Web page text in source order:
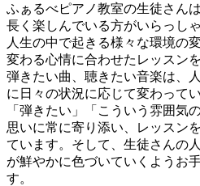
ふぁるべピアノ教室の生徒さん
長く楽しんでいる方がいらっし
人生の中で起きる様々な環境の
変わる心情に合わせたレッスン
弾きたい曲、聴きたい音楽は、
に日々の状況に応じて変わって
「弾きたい」「こういう雰囲気
思いに常に寄り添い、レッスン
ています。そして、生徒さんの
が鮮やかに色づいていくようお
す。